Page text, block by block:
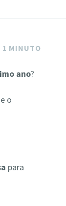
1 MINUTO
ano?
o
para